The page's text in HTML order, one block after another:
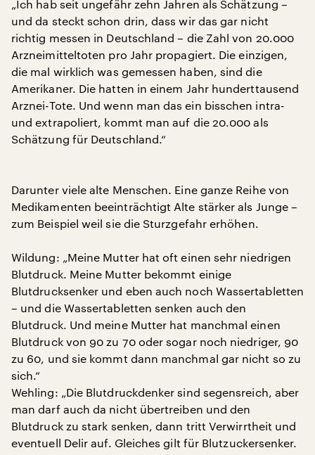
„Ich hab seit ungefähr zehn Jahren als Schätzung –
und da steckt schon drin, dass wir das gar nicht
richtig messen in Deutschland – die Zahl von 20.000
Arzneimitteltoten pro Jahr propagiert. Die einzigen,
die mal wirklich was gemessen haben, sind die
Amerikaner. Die hatten in einem Jahr hunderttausend
Arznei-Tote. Und wenn man das ein bisschen intra-
und extrapoliert, kommt man auf die 20.000 als
Schätzung für Deutschland.“
Darunter viele alte Menschen. Eine ganze Reihe von
Medikamenten beeinträchtigt Alte stärker als Junge –
zum Beispiel weil sie die Sturzgefahr erhöhen.
Wildung: „Meine Mutter hat oft einen sehr niedrigen
Blutdruck. Meine Mutter bekommt einige
Blutdrucksenker und eben auch noch Wassertabletten
– und die Wassertabletten senken auch den
Blutdruck. Und meine Mutter hat manchmal einen
Blutdruck von 90 zu 70 oder sogar noch niedriger, 90
zu 60, und sie kommt dann manchmal gar nicht so zu
sich.“
Wehling: „Die Blutdruckdenker sind segensreich, aber
man darf auch da nicht übertreiben und den
Blutdruck zu stark senken, dann tritt Verwirrtheit und
eventuell Delir auf. Gleiches gilt für Blutzuckersenker.